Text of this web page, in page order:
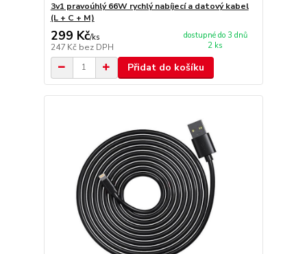
3v1 pravoúhlý 66W rychlý nabíjecí a datový kabel
(L + C + M)
299 Kč/ks
247 Kč bez DPH
dostupné do 3 dnů
2 ks
Přidat do košíku